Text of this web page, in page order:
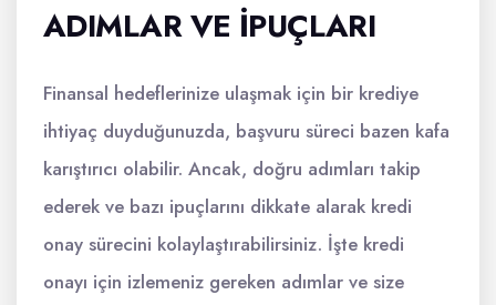
ADIMLAR VE İPUÇLARI
Finansal hedeflerinize ulaşmak için bir krediye
ihtiyaç duyduğunuzda, başvuru süreci bazen kafa
karıştırıcı olabilir. Ancak, doğru adımları takip
ederek ve bazı ipuçlarını dikkate alarak kredi
onay sürecini kolaylaştırabilirsiniz. İşte kredi
onayı için izlemeniz gereken adımlar ve size